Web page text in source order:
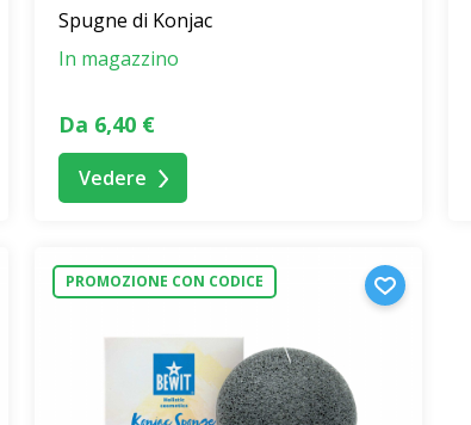
Spugne di Konjac
In magazzino
Da 6,40 €
Vedere
PROMOZIONE CON CODICE